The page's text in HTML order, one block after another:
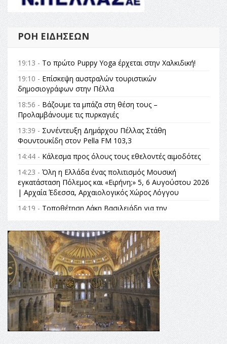
ΡΟΉ ΕΙΔΉΣΕΩΝ
19:13 - Το πρώτο Puppy Yoga έρχεται στην Χαλκιδική!
19:10 - Επίσκεψη αυστραλών τουριστικών
δημοσιογράφων στην Πέλλα
18:56 - Βάζουμε τα μπάζα στη θέση τους –
Προλαμβάνουμε τις πυρκαγιές
13:39 - Συνέντευξη Δημάρχου Πέλλας Στάθη
Φουντουκίδη στον Pella FM 103,3
14:44 - Κάλεσμα προς όλους τους εθελοντές αιμοδότες
14:23 - Όλη η Ελλάδα ένας πολιτισμός Μουσική
εγκατάσταση Πόλεμος και «Ειρήνη;» 5, 6 Αυγούστου 2026
| Αρχαία Έδεσσα, Αρχαιολογικός Χώρος Λόγγου
14:19 - Τοποθέτηση Λάκη Βασιλειάδη για την
Αναθεώρηση του Συντάγματος: «Σε τέτοιες κορυφαίες
θεσμικές διαδικασίες υπάρχει μόνο η ευθύνη απέναντι
στις επόμενες γενιές»
16:35 -Το πρόγραμμα του ΠΑΟΚ στον δεύτερο γύρο του
Champions League!
16:27 -Όλυμπος: Εντάχθηκε στον Κατάλογο Παγκόσμιας
Κληρονομιάς της UNESCO – Ομόφωνη η απόφαση Ο
Όλυμπος αναγνωρίστηκε ως φυσικό και πολιτιστικό
αγαθό εξέχουσας οικουμενικής αξίας για την
ανθρωπότητα
16:18 -
ΕΝΟΡΙΑΚΕΣ ΚΑΛΟΚΑΙΡΙΝΕΣ ΔΡΑΣΕΙΣ ΓΙΑ ΠΑΙΔΙΑ